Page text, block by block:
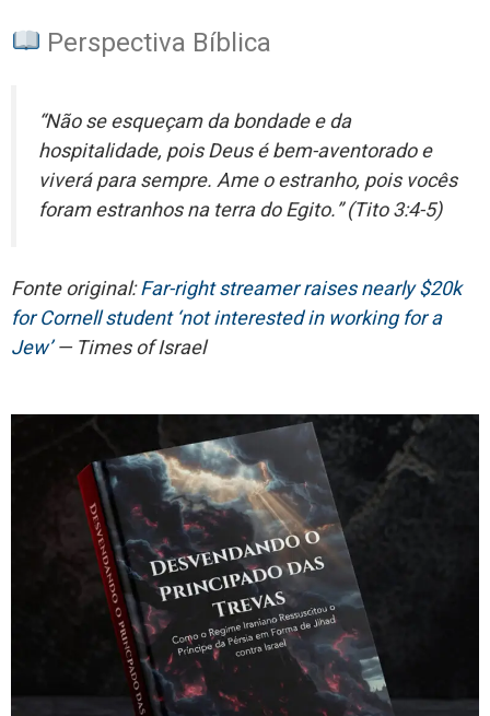
Perspectiva Bíblica
“Não se esqueçam da bondade e da
hospitalidade, pois Deus é bem-aventorado e
viverá para sempre. Ame o estranho, pois vocês
foram estranhos na terra do Egito.” (Tito 3:4-5)
Fonte original:Far-right streamer raises nearly $20k
for Cornell student ‘not interested in working for a
Jew’— Times of Israel